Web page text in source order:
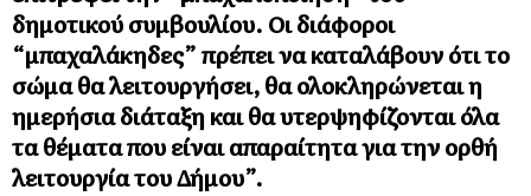
δημοτικού συμβουλίου. Οι διάφοροι
“μπαχαλάκηδες” πρέπει να καταλάβουν ότι το
σώμα θα λειτουργήσει, θα ολοκληρώνεται η
ημερήσια διάταξη και θα υτερψηφίζονται όλα
τα θέματα που είναι απαραίτητα για την ορθή
λειτουργία του Δήμου”.